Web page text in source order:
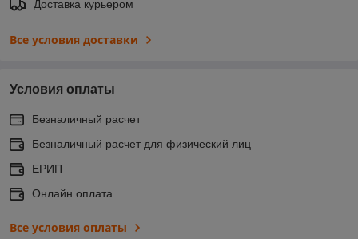
Доставка курьером
Все условия доставки
Условия оплаты
Безналичный расчет
Безналичный расчет для физический лиц
ЕРИП
Онлайн оплата
Все условия оплаты